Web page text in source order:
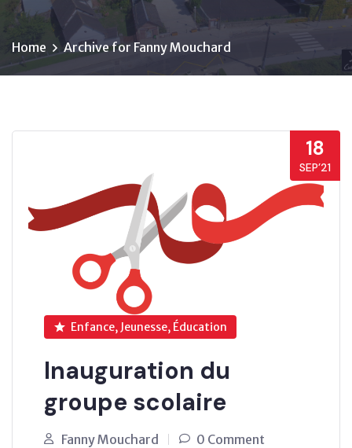
Home Archive for Fanny Mouchard
18
SEP’21
Enfance, Jeunesse, Éducation
Inauguration du
groupe scolaire
Fanny Mouchard 0 Comment